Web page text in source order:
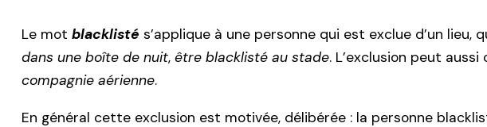
Le mot blacklisté s’applique à une personne qui est exclue d’un lieu,
dans une boîte de nuit, être blacklisté au stade. L’exclusion peut
compagnie aérienne.
En général cette exclusion est motivée, délibérée : la personne